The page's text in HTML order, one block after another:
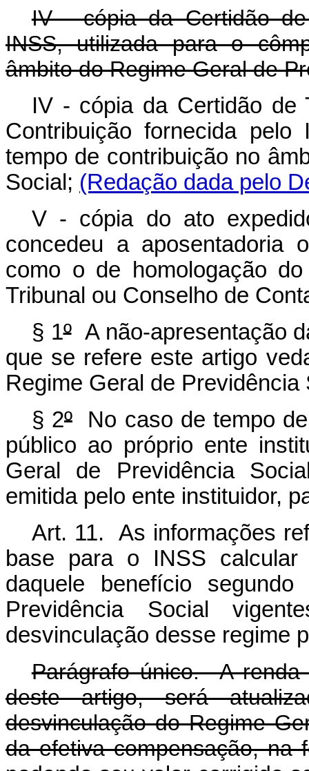
IV - cópia da Certidão
INSS, utilizada para o
âmbito do Regime Geral de
IV - cópia da Certidão de
Contribuição fornecida
tempo de contribuição no
Social; (Redação dada pelo
V - cópia do ato
concedeu a aposentadoria
como o de homologação
Tribunal ou Conselho de
§ 1ºA não-apresentação
que se refere este artigo
Regime Geral de
§ 2ºNo caso de tempo de
público ao próprio ente
Geral de Previdência
emitida pelo ente instituidor,
Art. 11. As informações
base para o INSS
daquele benefício
Previdência Social
desvinculação desse regime
Parágrafo único. A renda
deste artigo, será
desvinculação do Regime
da efetiva compensação, na